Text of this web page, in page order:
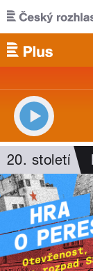
Přejít k hlavnímu
20. století